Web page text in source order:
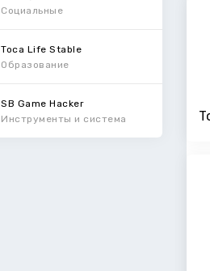
Социальные
Toca Life Stable
Образование
SB Game Hacker
Инструменты и система